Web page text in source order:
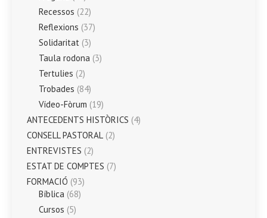
Recessos (22)
Reflexions (37)
Solidaritat (3)
Taula rodona (3)
Tertulies (2)
Trobades (84)
Vídeo-Fòrum (19)
ANTECEDENTS HISTÒRICS (4)
CONSELL PASTORAL (2)
ENTREVISTES (2)
ESTAT DE COMPTES (7)
FORMACIÓ (93)
Bíblica (68)
Cursos (5)